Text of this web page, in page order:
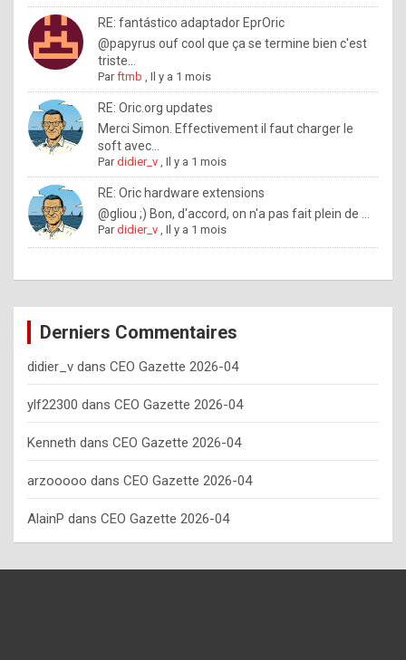
a
n
t
o
n
o
w
h
o
w
o
t
e
n
y
o
u
s
h
RE: fantástico adaptador EprOric
@papyrus ouf cool que ça se termine bien c'est
triste...
Parftmb ,Il y a 1 mois
RE: Oric.org updates
Merci Simon. Effectivement il faut charger le
soft avec...
Pardidier_v ,Il y a 1 mois
RE: Oric hardware extensions
@gliou ;) Bon, d'accord, on n'a pas fait plein de ...
Pardidier_v ,Il y a 1 mois
Derniers Commentaires
didier_v dans CEO Gazette 2026-04
ylf22300 dans CEO Gazette 2026-04
Kenneth dans CEO Gazette 2026-04
arzooooo dans CEO Gazette 2026-04
AlainP dans CEO Gazette 2026-04